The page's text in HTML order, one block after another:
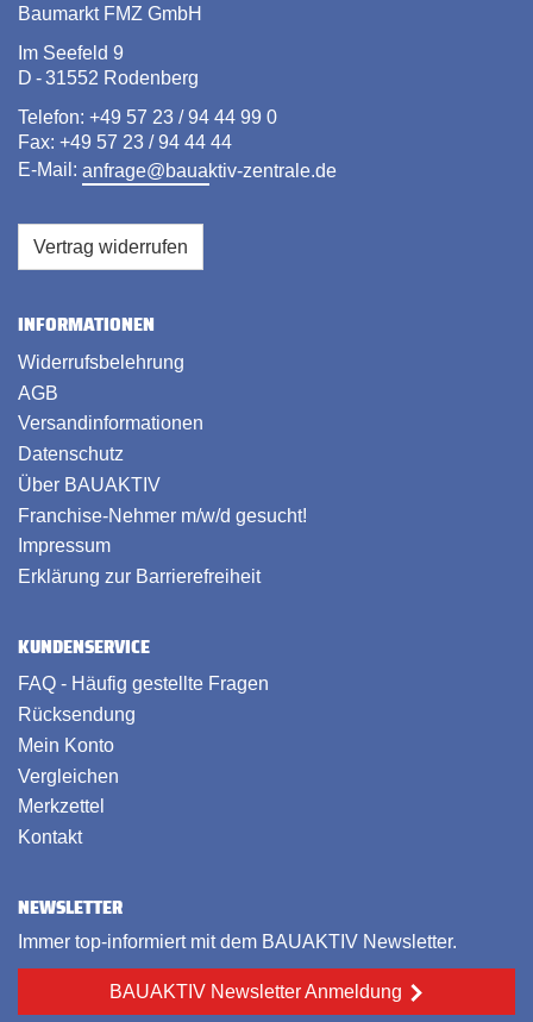
Baumarkt FMZ GmbH
Im Seefeld 9
D - 31552 Rodenberg
Telefon: +49 57 23 / 94 44 99 0
Fax: +49 57 23 / 94 44 44
E-Mail: anfrage@bauaktiv-zentrale.de
Vertrag widerrufen
INFORMATIONEN
Widerrufsbelehrung
AGB
Versandinformationen
Datenschutz
Über BAUAKTIV
Franchise-Nehmer m/w/d gesucht!
Impressum
Erklärung zur Barrierefreiheit
KUNDENSERVICE
FAQ - Häufig gestellte Fragen
Rücksendung
Mein Konto
Vergleichen
Merkzettel
Kontakt
NEWSLETTER
Immer top-informiert mit dem BAUAKTIV Newsletter.
BAUAKTIV Newsletter Anmeldung